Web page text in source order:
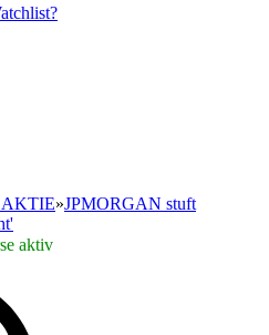
»JPMORGAN stuft
aktiv